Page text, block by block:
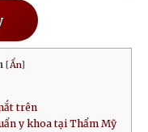
[Ẩn]
trên
y khoa tại Thẩm Mỹ